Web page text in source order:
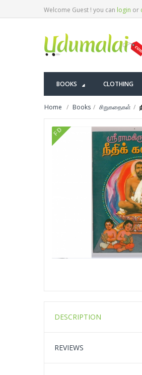
Welcome Guest ! you can login or
BOOKS CLOTHING
Home Books சிறுகதைகள்
FD
DESCRIPTION
REVIEWS